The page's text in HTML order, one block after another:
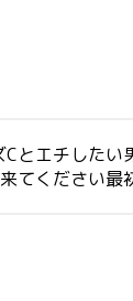
エチした
ください